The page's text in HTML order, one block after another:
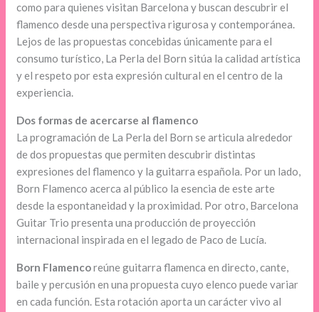
como para quienes visitan Barcelona y buscan descubrir el
flamenco desde una perspectiva rigurosa y contemporánea.
Lejos de las propuestas concebidas únicamente para el
consumo turístico, La Perla del Born sitúa la calidad artística
y el respeto por esta expresión cultural en el centro de la
experiencia.
Dos formas de acercarse al flamenco
La programación de La Perla del Born se articula alrededor
de dos propuestas que permiten descubrir distintas
expresiones del flamenco y la guitarra española. Por un lado,
Born Flamenco acerca al público la esencia de este arte
desde la espontaneidad y la proximidad. Por otro, Barcelona
Guitar Trio presenta una producción de proyección
internacional inspirada en el legado de Paco de Lucía.
Born Flamencoreúne guitarra flamenca en directo, cante,
baile y percusión en una propuesta cuyo elenco puede variar
en cada función. Esta rotación aporta un carácter vivo al